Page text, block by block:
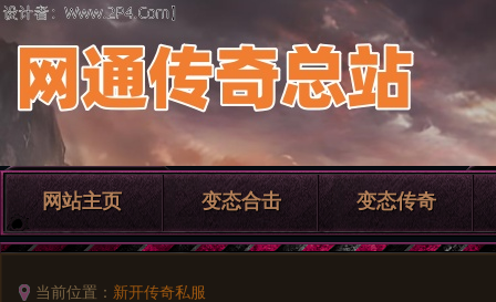
网站主页 变态合击 变态传奇
当前位置： 新开传奇私服